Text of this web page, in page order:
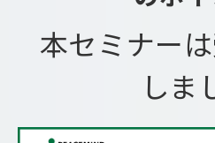
セミナー
導入事例
本セミナー
しま